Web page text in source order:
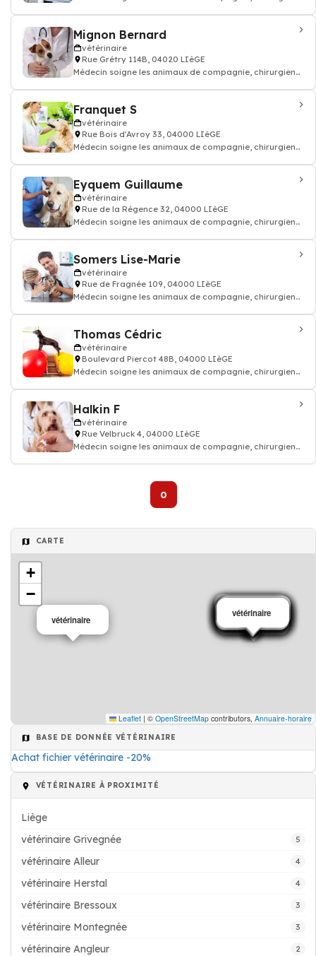
Mignon Bernard
vétérinaire
Rue Grétry 114B, 04020 LIèGE
Médecin soigne les animaux de compagnie, chirurgien
Franquet S
vétérinaire
Rue Bois d'Avroy 33, 04000 LIèGE
Médecin soigne les animaux de compagnie, chirurgien
Eyquem Guillaume
vétérinaire
Rue de la Régence 32, 04000 LIèGE
Médecin soigne les animaux de compagnie, chirurgien
Somers Lise-Marie
vétérinaire
Rue de Fragnée 109, 04000 LIèGE
Médecin soigne les animaux de compagnie, chirurgien
Thomas Cédric
vétérinaire
Boulevard Piercot 48B, 04000 LIèGE
Médecin soigne les animaux de compagnie, chirurgien
Halkin F
vétérinaire
Rue Velbruck 4, 04000 LIèGE
Médecin soigne les animaux de compagnie, chirurgien
0
CARTE
vétérinaire
vétérinaire
Vétérinaire
vétérinaire
vétérinaire
vétérinaire
vétérinaire
vétérinaire
vétérinaire
vétérinaire
vétérinaire
vétérinaire
vétérinaire
vétérinaire
vétérinaire
vétérinaire
vétérinaire
vétérinaire
vétérinaire
vétérinaire
+
−
Leaflet | © OpenStreetMap contributors, Annuaire-horaire
BASE DE DONNÉE VÉTÉRINAIRE
Achat fichier vétérinaire -20%
VÉTÉRINAIRE À PROXIMITÉ
Liège
vétérinaire Grivegnée
5
vétérinaire Alleur 4
vétérinaire Herstal 4
vétérinaire Bressoux 3
vétérinaire Montegnée 3
vétérinaire Angleur 2